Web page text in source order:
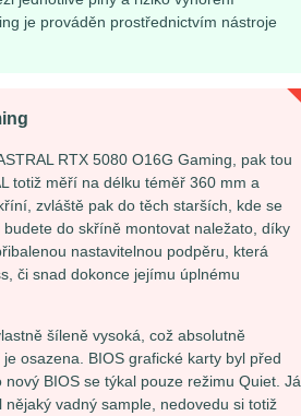
je prováděn prostřednictvím nástroje
RTX 5080 O16G Gaming, pak tou
totiž měří na délku téměř 360 mm a
zvláště pak do těch starších, kde se
do skříně montovat naležato, díky
nastavitelnou podpěru, která
či snad dokonce jejímu úplnému
šíleně vysoká, což absolutně
osazena. BIOS grafické karty byl před
BIOS se týkal pouze režimu Quiet. Já
vadný sample, nedovedu si totiž